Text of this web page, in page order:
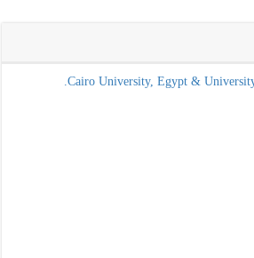
Cairo University, Egypt &